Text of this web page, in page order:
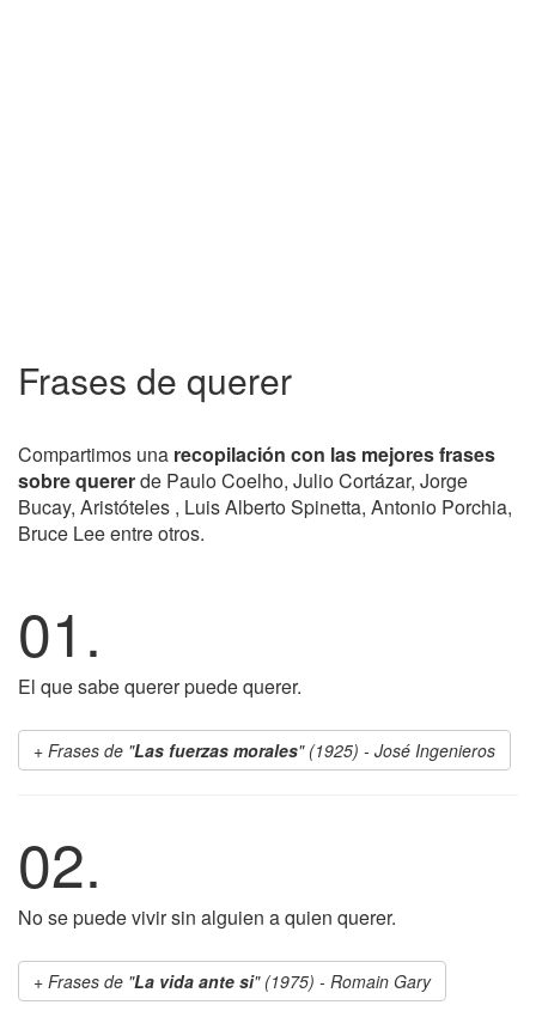
Frases de querer
Compartimos una recopilación con las mejores frases
sobre quererde Paulo Coelho, Julio Cortázar, Jorge
Bucay, Aristóteles , Luis Alberto Spinetta, Antonio Porchia,
Bruce Lee entre otros.
01.
El que sabe querer puede querer.
Frases de "Las fuerzas morales" (1925) - José Ingenieros
02.
No se puede vivir sin alguien a quien querer.
Frases de "La vida ante si" (1975) - Romain Gary